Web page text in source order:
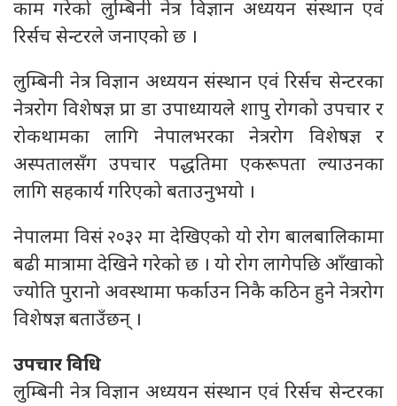
काम गरेको लुम्बिनी नेत्र विज्ञान अध्ययन संस्थान एवं
रिर्सच सेन्टरले जनाएको छ ।
लुम्बिनी नेत्र विज्ञान अध्ययन संस्थान एवं रिर्सच सेन्टरका
नेत्ररोग विशेषज्ञ प्रा डा उपाध्यायले शापु रोगको उपचार र
रोकथामका लागि नेपालभरका नेत्ररोग विशेषज्ञ र
अस्पतालसँग उपचार पद्धतिमा एकरूपता ल्याउनका
लागि सहकार्य गरिएको बताउनुभयो ।
नेपालमा विसं २०३२ मा देखिएको यो रोग बालबालिकामा
बढी मात्रामा देखिने गरेको छ । यो रोग लागेपछि आँखाको
ज्योति पुरानो अवस्थामा फर्काउन निकै कठिन हुने नेत्ररोग
विशेषज्ञ बताउँछन् ।
उपचार विधि
लुम्बिनी नेत्र विज्ञान अध्ययन संस्थान एवं रिर्सच सेन्टरका